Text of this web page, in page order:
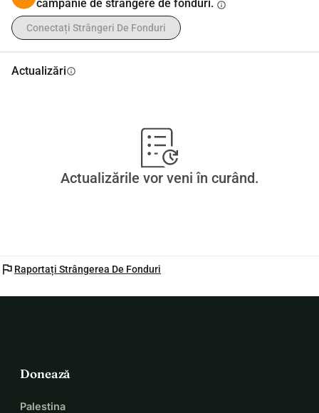
campanie de strângere de fonduri. info
Conectați Strângeri De Fonduri
Actualizăriinfo
Actualizările vor veni în curând.
flag Raportați Strângerea De Fonduri
Donează
Palestina